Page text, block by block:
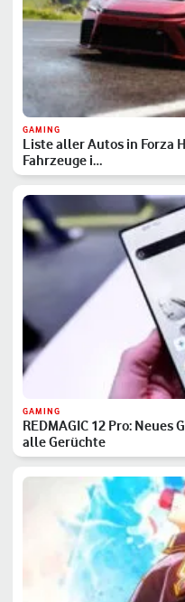
GAMING
Liste aller Autos in Forza
Fahrzeuge i…
GAMING
REDMAGIC 12 Pro:
alle Gerüchte